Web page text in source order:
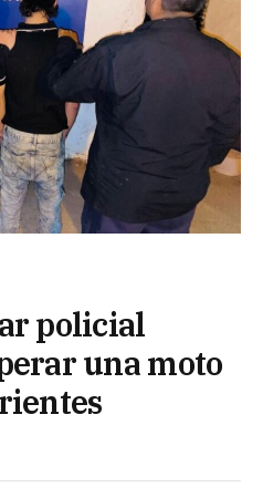
policial
una moto